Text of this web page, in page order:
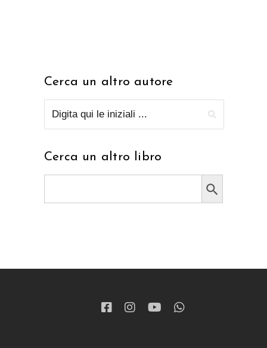
Cerca un altro autore
Cerca un altro libro
Search Button